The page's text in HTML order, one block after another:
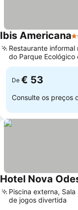
Ibis Americana3
Restaurante informal
do Parque Ecológico
De € 53
Consulte os preços
Hotel Nova
Piscina externa, Sala
de jogos divertida